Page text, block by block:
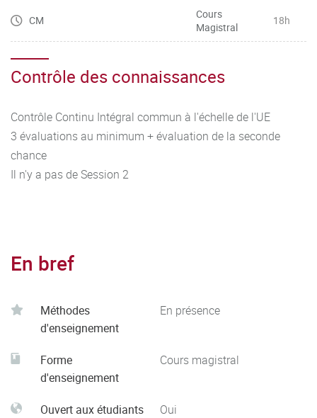
CM
Cours
Magistral
18h
Contrôle des connaissances
Contrôle Continu Intégral commun à l'échelle de l'UE
3 évaluations au minimum + évaluation de la seconde
chance
Il n'y a pas de Session 2
En bref
Méthodes
d'enseignement
En présence
Forme
d'enseignement
Cours magistral
Ouvert aux étudiants
Oui